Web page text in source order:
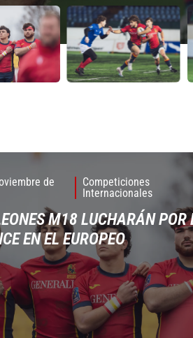
de
Competiciones
Internacionales
M18 LUCHARÁN POR
EN EL EUROPEO